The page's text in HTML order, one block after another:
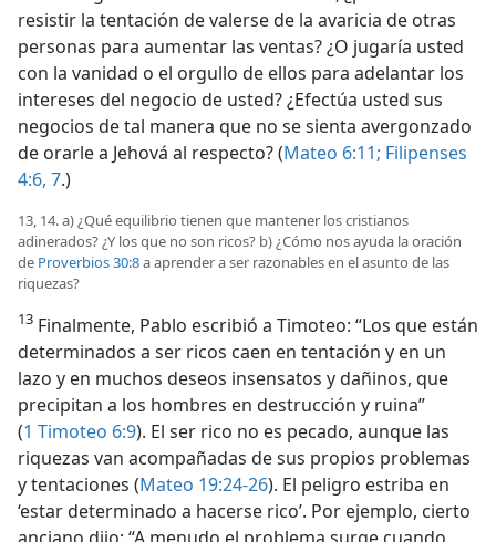
resistir la tentación de valerse de la avaricia de otras
personas para aumentar las ventas? ¿O jugaría usted
con la vanidad o el orgullo de ellos para adelantar los
intereses del negocio de usted? ¿Efectúa usted sus
negocios de tal manera que no se sienta avergonzado
de orarle a Jehová al respecto? (Mateo 6:11; Filipenses
4:6, 7.)
13, 14. a) ¿Qué equilibrio tienen que mantener los cristianos
adinerados? ¿Y los que no son ricos? b) ¿Cómo nos ayuda la oración
de Proverbios 30:8a aprender a ser razonables en el asunto de las
riquezas?
13 Finalmente, Pablo escribió a Timoteo: “Los que están
determinados a ser ricos caen en tentación y en un
lazo y en muchos deseos insensatos y dañinos, que
precipitan a los hombres en destrucción y ruina”
(1 Timoteo 6:9). El ser rico no es pecado, aunque las
riquezas van acompañadas de sus propios problemas
y tentaciones (Mateo 19:24-26). El peligro estriba en
‘estar determinado a hacerse rico’. Por ejemplo, cierto
anciano dijo: “A menudo el problema surge cuando